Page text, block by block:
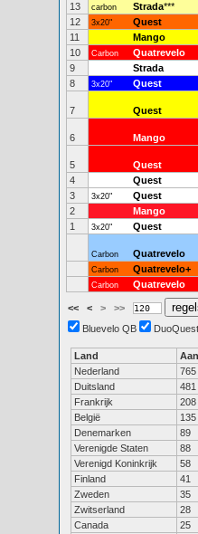
13
carbon Strada***
12
3x20" Quest
11
Mango
10
Carbon Quatrevelo
9
Strada
8
3x20" Quest
7 Quest
6 Mango
5 Quest
4
Quest
3
3x20" Quest
2
Mango
1
3x20" Quest
Carbon Quatrevelo
Carbon
Quatrevelo+
Carbon
Quatrevelo
<< < > >>
Bluevelo QB
DuoQuest
Land
Nederland
765
Duitsland
481
Frankrijk
208
België
135
Denemarken
89
Verenigde Staten
88
Verenigd Koninkrijk
58
Finland
41
Zweden
35
Zwitserland
28
Canada
25